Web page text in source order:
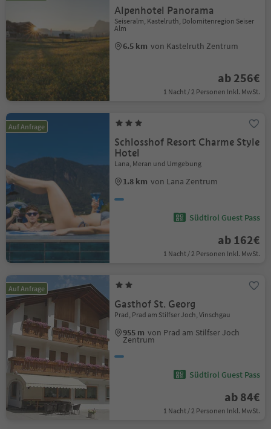
Alpenhotel Panorama
Seiseralm, Kastelruth, Dolomitenregion Seiser
Alm
6.5 km von Kastelruth Zentrum
ab 256€
1 Nacht / 2 Personen Inkl. MwSt.
Auf Anfrage
Schlosshof Resort Charme Style
Hotel
Lana, Meran und Umgebung
1.8 km von Lana Zentrum
Südtirol Guest Pass
ab 162€
1 Nacht / 2 Personen Inkl. MwSt.
Auf Anfrage
Gasthof St. Georg
Prad, Prad am Stilfser Joch, Vinschgau
955 m von Prad am Stilfser Joch
Zentrum
Südtirol Guest Pass
ab 84€
1 Nacht / 2 Personen Inkl. MwSt.